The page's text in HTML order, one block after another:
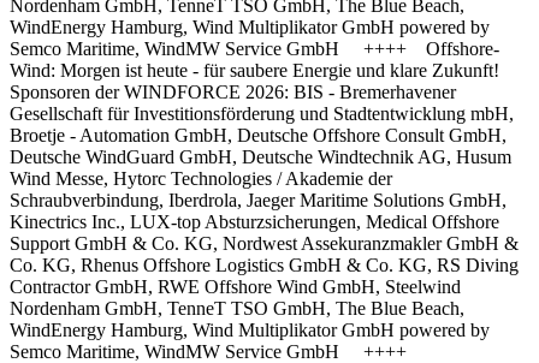
Nordenham GmbH, TenneT TSO GmbH, The Blue Beach,
WindEnergy Hamburg, Wind Multiplikator GmbH powered by
Semco Maritime, WindMW Service GmbH ++++ Offshore-
Wind: Morgen ist heute - für saubere Energie und klare Zukunft!
Sponsoren der WINDFORCE 2026: BIS - Bremerhavener
Gesellschaft für Investitionsförderung und Stadtentwicklung mbH,
Broetje - Automation GmbH, Deutsche Offshore Consult GmbH,
Deutsche WindGuard GmbH, Deutsche Windtechnik AG, Husum
Wind Messe, Hytorc Technologies / Akademie der
Schraubverbindung, Iberdrola, Jaeger Maritime Solutions GmbH,
Kinectrics Inc., LUX-top Absturzsicherungen, Medical Offshore
Support GmbH & Co. KG, Nordwest Assekuranzmakler GmbH &
Co. KG, Rhenus Offshore Logistics GmbH & Co. KG, RS Diving
Contractor GmbH, RWE Offshore Wind GmbH, Steelwind
Nordenham GmbH, TenneT TSO GmbH, The Blue Beach,
WindEnergy Hamburg, Wind Multiplikator GmbH powered by
Semco Maritime, WindMW Service GmbH ++++